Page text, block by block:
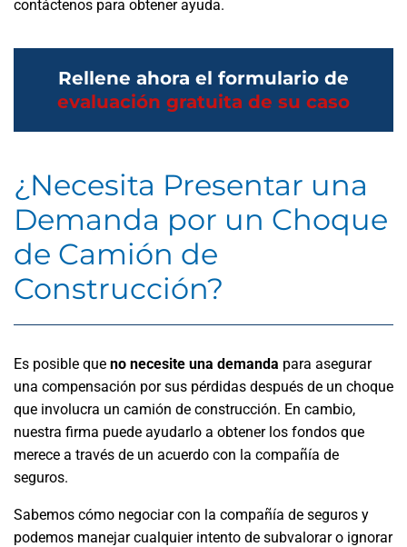
contáctenos para obtener ayuda.
Rellene ahora el formulario de
evaluación gratuita de su caso
¿Necesita Presentar una
Demanda por un Choque
de Camión de
Construcción?
Es posible que no necesite una demanda para asegurar
una compensación por sus pérdidas después de un choque
que involucra un camión de construcción. En cambio,
nuestra firma puede ayudarlo a obtener los fondos que
merece a través de un acuerdo con la compañía de
seguros.
Sabemos cómo negociar con la compañía de seguros y
podemos manejar cualquier intento de subvalorar o ignorar